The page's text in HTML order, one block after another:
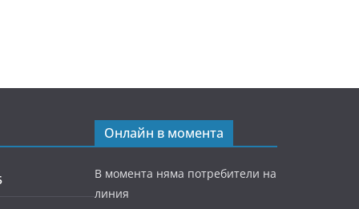
Онлайн в момента
В момента няма потребители на
линия